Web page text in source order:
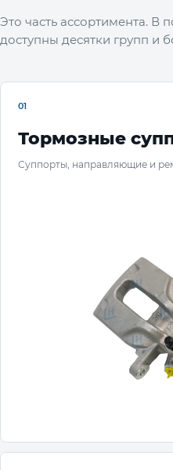
Это часть ассортимента. В
доступны десятки групп и
01
Тормозные
Суппорты, направляющие и